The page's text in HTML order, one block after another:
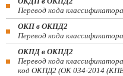
Перевод кода
ОКП в ОКПД2
Перевод кода
ОКПД в ОКПД2
Перевод кода
код ОКПД2 (ОК 034-2014